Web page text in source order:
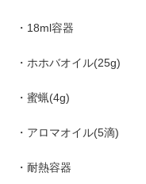
・18ml容器
・ホホバオイル(25g)
・蜜蝋(4g)
・アロマオイル(5滴)
・耐熱容器